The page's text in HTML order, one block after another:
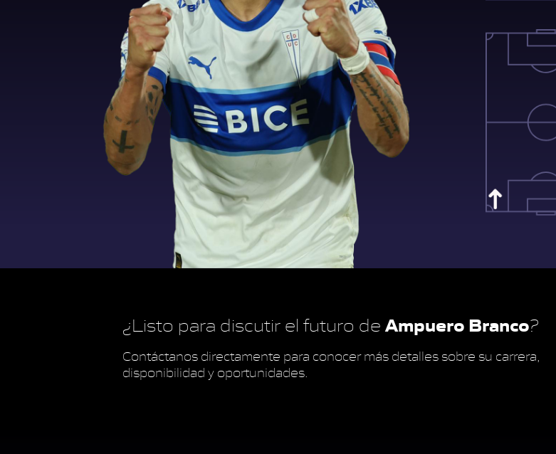
¿Listo para discutir el futuro de Ampuero Branco?
Contáctanos directamente para conocer más detalles sobre su carrera,
disponibilidad y oportunidades.